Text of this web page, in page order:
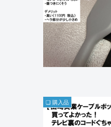
❏ 購入品